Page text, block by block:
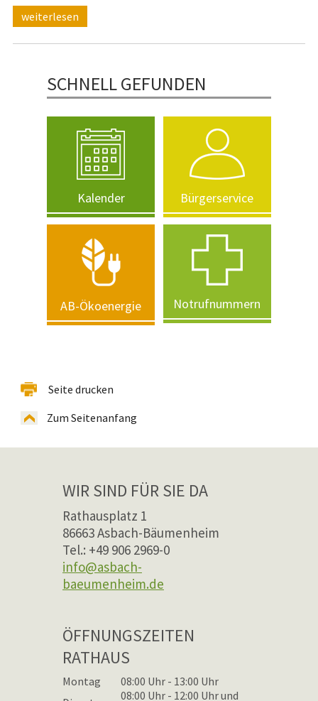
weiterlesen
SCHNELL GEFUNDEN
Kalender Bürgerservice
AB-Ökoenergie Notrufnummern
Seite drucken
Zum Seitenanfang
WIR SIND FÜR SIE DA
Rathausplatz 1
86663 Asbach-Bäumenheim
Tel.: +49 906 2969-0
info@asbach-
baeumenheim.de
ÖFFNUNGSZEITEN
RATHAUS
Montag
08:00 Uhr - 13:00 Uhr
08:00 Uhr - 12:00 Uhr und